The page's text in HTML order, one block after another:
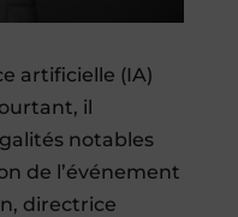
artificielle (IA)
il
notables
de l’événement
directrice